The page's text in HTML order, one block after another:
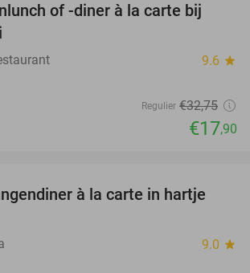
45%
of -diner à la carte bij
9.6 star
Regulier €32,75
€17,90
50%
à la carte in hartje
9.0 star